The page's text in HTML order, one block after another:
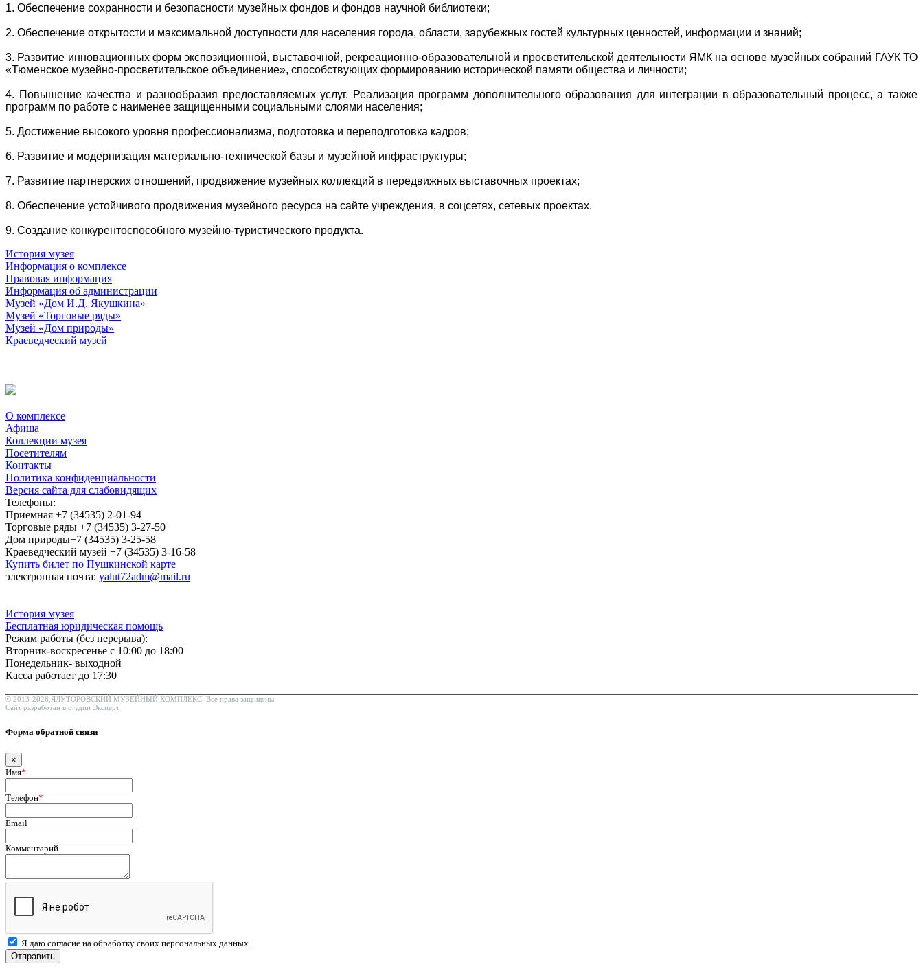
1. Обеспечение сохранности и безопасности музейных фондов и фондов научной библиотеки;
2. Обеспечение открытости и максимальной доступности для населения города, области, зарубежных гостей культурных ценностей, информации и знаний;
3. Развитие инновационных форм экспозиционной, выставочной, рекреационно-образовательной и просветительской деятельности ЯМК на основе музейных собраний ГАУК ТО
«Тюменское музейно-просветительское объединение», способствующих формированию исторической памяти общества и личности;
4. Повышение качества и разнообразия предоставляемых услуг. Реализация программ дополнительного образования для интеграции в образовательный процесс, а также
программ по работе с наименее защищенными социальными слоями населения;
5. Достижение высокого уровня профессионализма, подготовка и переподготовка кадров;
6. Развитие и модернизация материально-технической базы и музейной инфраструктуры;
7. Развитие партнерских отношений, продвижение музейных коллекций в передвижных выставочных проектах;
8. Обеспечение устойчивого продвижения музейного ресурса на сайте учреждения, в соцсетях, сетевых проектах.
9. Создание конкурентоспособного музейно-туристического продукта.
История музея
Информация о комплексе
Правовая информация
Информация об администрации
Музей «Дом И.Д. Якушкина»
Музей «Торговые ряды»
Музей «Дом природы»
Краеведческий музей
О комплексе
Афиша
Коллекции музея
Посетителям
Контакты
Политика конфиденциальности
Версия сайта для слабовидящих
Телефоны:
Приемная +7 (34535) 2-01-94
Торговые ряды +7 (34535) 3-27-50
Дом природы+7 (34535) 3-25-58
Краеведческий музей +7 (34535) 3-16-58
Купить билет по Пушкинской карте
электронная почта: yalut72adm@mail.ru
История музея
Бесплатная юридическая помощь
Режим работы (без перерыва):
Вторник-воскресенье с 10:00 до 18:00
Понедельник- выходной
Касса работает до 17:30
© 2013-2026,ЯЛУТОРОВСКИЙ МУЗЕЙНЫЙ КОМПЛЕКС. Все права защищены
Сайт разработан в студии Эксперт
Форма обратной связи
×
Имя*
Телефон*
Email
Комментарий
Я даю согласие на обработку своих персональных данных.
Отправить